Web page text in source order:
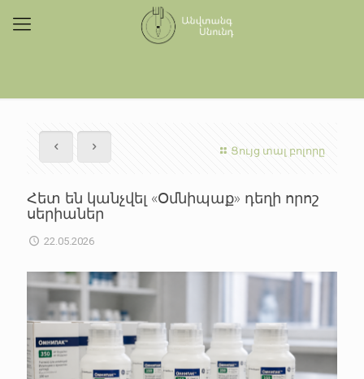
Ցույց տալ բոլորը
Հետ են կանչվել «Օմնիպաք» դեղի որոշ
սերիաներ
22.05.2026